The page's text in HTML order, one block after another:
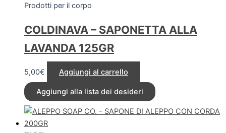
Prodotti per il corpo
COLDINAVA – SAPONETTA ALLA
LAVANDA 125GR
5,00€ Aggiungi al carrello
Aggiungi alla lista dei desideri